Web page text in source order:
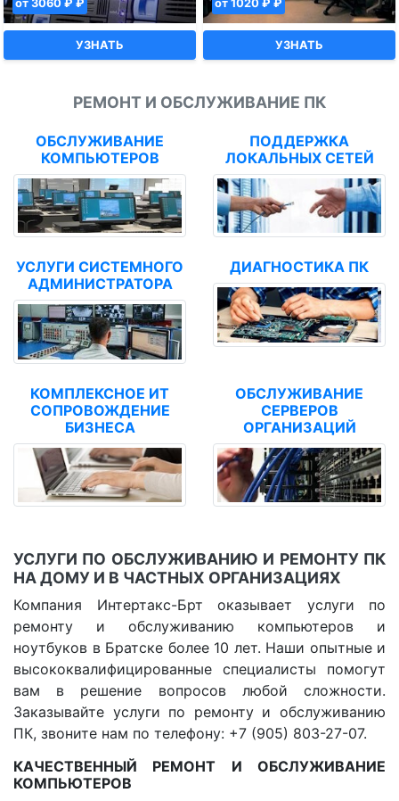
от 3060 ₽ ₽
УЗНАТЬ
от 1020 ₽ ₽
УЗНАТЬ
РЕМОНТ И ОБСЛУЖИВАНИЕ ПК
ОБСЛУЖИВАНИЕ
КОМПЬЮТЕРОВ
ПОДДЕРЖКА
ЛОКАЛЬНЫХ СЕТЕЙ
УСЛУГИ СИСТЕМНОГО
АДМИНИСТРАТОРА
ДИАГНОСТИКА ПК
КОМПЛЕКСНОЕ ИТ
СОПРОВОЖДЕНИЕ
БИЗНЕСА
ОБСЛУЖИВАНИЕ
СЕРВЕРОВ
ОРГАНИЗАЦИЙ
УСЛУГИ ПО ОБСЛУЖИВАНИЮ И РЕМОНТУ ПК
НА ДОМУ И В ЧАСТНЫХ ОРГАНИЗАЦИЯХ
Компания Интертакс-Брт оказывает услуги по
ремонту и обслуживанию компьютеров и
ноутбуков в Братске более 10 лет. Наши опытные и
высококвалифицированные специалисты помогут
вам в решение вопросов любой сложности.
Заказывайте услуги по ремонту и обслуживанию
ПК, звоните нам по телефону: +7 (905) 803-27-07.
КАЧЕСТВЕННЫЙ РЕМОНТ И ОБСЛУЖИВАНИЕ
КОМПЬЮТЕРОВ